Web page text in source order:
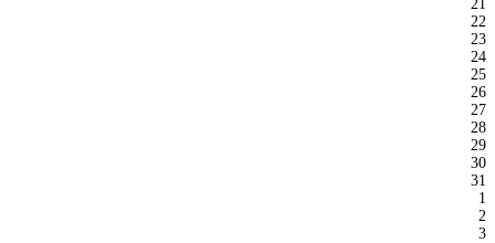
21
22
23
24
25
26
27
28
29
30
31
1
2
3